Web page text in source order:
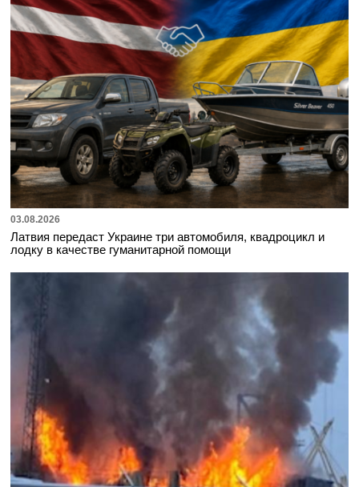
03.08.2026
Латвия передаст Украине три автомобиля, квадроцикл и
лодку в качестве гуманитарной помощи